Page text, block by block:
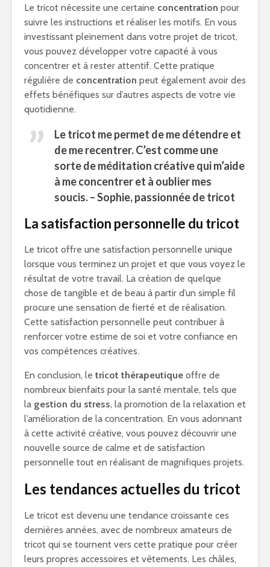
Le tricot nécessite une certaine concentration pour
suivre les instructions et réaliser les motifs. En vous
investissant pleinement dans votre projet de tricot,
vous pouvez développer votre capacité à vous
concentrer et à rester attentif. Cette pratique
régulière de concentration peut également avoir des
effets bénéfiques sur d’autres aspects de votre vie
quotidienne.
Le tricot me permet de me détendre et
de me recentrer. C’est comme une
sorte de méditation créative qui m’aide
à me concentrer et à oublier mes
soucis. – Sophie, passionnée de tricot
La satisfaction personnelle du tricot
Le tricot offre une satisfaction personnelle unique
lorsque vous terminez un projet et que vous voyez le
résultat de votre travail. La création de quelque
chose de tangible et de beau à partir d’un simple fil
procure une sensation de fierté et de réalisation.
Cette satisfaction personnelle peut contribuer à
renforcer votre estime de soi et votre confiance en
vos compétences créatives.
En conclusion, le tricot thérapeutique offre de
nombreux bienfaits pour la santé mentale, tels que
la gestion du stress, la promotion de la relaxation et
l’amélioration de la concentration. En vous adonnant
à cette activité créative, vous pouvez découvrir une
nouvelle source de calme et de satisfaction
personnelle tout en réalisant de magnifiques projets.
Les tendances actuelles du tricot
Le tricot est devenu une tendance croissante ces
dernières années, avec de nombreux amateurs de
tricot qui se tournent vers cette pratique pour créer
leurs propres accessoires et vêtements. Les châles,